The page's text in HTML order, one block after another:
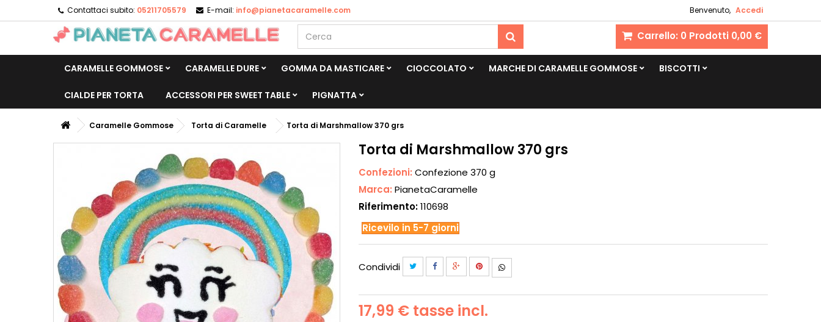
Benvenuto, Accedi
Contattaci subito: 05211705579 E-mail: info@pianetacaramelle.com
Carrello: 0 Prodotti 0,00 €
CARAMELLE GOMMOSE CARAMELLE DURE GOMMA DA MASTICARE CIOCCOLATO MARCHE DI CARAMELLE GOMMOSE BISCOTTI
CIALDE PER TORTA ACCESSORI PER SWEET TABLE PIGNATTA
Caramelle Gommose Torta di Caramelle Torta di Marshmallow 370 grs
Torta di Marshmallow 370 grs
Confezioni:Confezione 370 g
Marca:PianetaCaramelle
Riferimento: 110698
Ricevilo in 5-7 giorni
Condividi
17,99 € tasse incl.